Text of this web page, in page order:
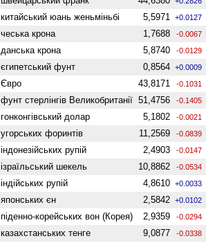
китайський юань женьмiньбi 5,5971 +0.0127
чеська крона 1,7688 -0.0067
данська крона 5,8740 -0.0129
єгипетський фунт 0,8564 +0.0009
Євро 43,8171 -0.1031
фунт стерлінгів Велико­британії 51,4756 -0.1405
гонконгівський долар 5,1802 -0.0021
угорських форинтів 11,2569 -0.0839
індонезійських рупій 2,4903 -0.0147
ізраїльський шекель 10,8862 -0.0534
індійських рупій 4,8610 +0.0033
японських єн 2,5842 +0.0102
піденно-корейських вон (Корея) 2,9359 -0.0294
казахстанських тенге 9,0877 -0.0338